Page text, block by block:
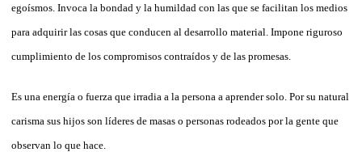
egoísmos. Invoca la bondad y la humildad con las que se facilitan los medios
para adquirir las cosas que conducen al desarrollo material. Impone riguroso
cumplimiento de los compromisos contraídos y de las promesas.
Es una energía o fuerza que irradia a la persona a aprender solo. Por su natural
carisma sus hijos son líderes de masas o personas rodeados por la gente que
observan lo que hace.